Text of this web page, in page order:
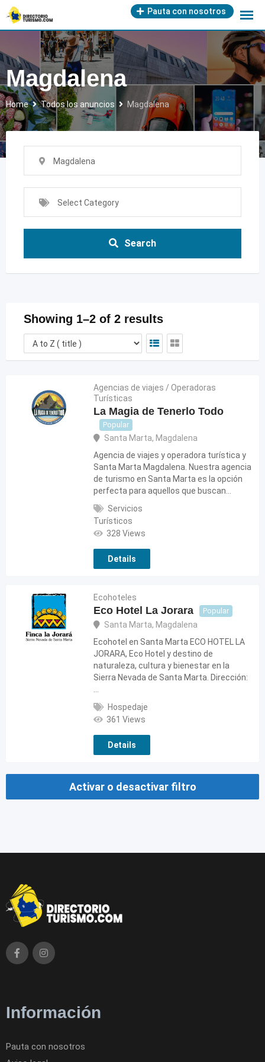
Skip
to
content
Pauta con nosotros
Magdalena
Home Todos los anuncios Magdalena
Magdalena
Select Category
Search
Showing 1–2 of 2 results
Agencias de viajes / Operadoras
Turísticas
La Magia de Tenerlo Todo
Popular
Santa Marta, Magdalena
Agencia de viajes y operadora turística y
Santa Marta Magdalena. Nuestra agencia
de turismo en Santa Marta es la opción
perfecta para aquellos que buscan…
Servicios
Turísticos
328 Views
Details
Ecohoteles
Eco Hotel La Jorara Popular
Santa Marta, Magdalena
Ecohotel en Santa Marta ECO HOTEL LA
JORARA, Eco Hotel y destino de
naturaleza, cultura y bienestar en la
Sierra Nevada de Santa Marta. Dirección:
…
Hospedaje
361 Views
Details
Activar o desactivar filtro
Información
Pauta con nosotros